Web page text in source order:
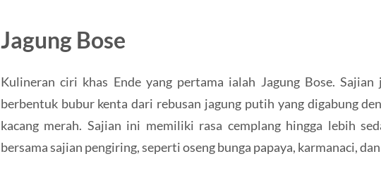
Jagung Bose
Kulineran ciri khas Ende yang pertama ialah Jagung Bose. Sajian
berbentuk bubur kenta dari rebusan jagung putih yang digabung
kacang merah. Sajian ini memiliki rasa cemplang hingga lebih
bersama sajian pengiring, seperti oseng bunga papaya, karmanaci, dan